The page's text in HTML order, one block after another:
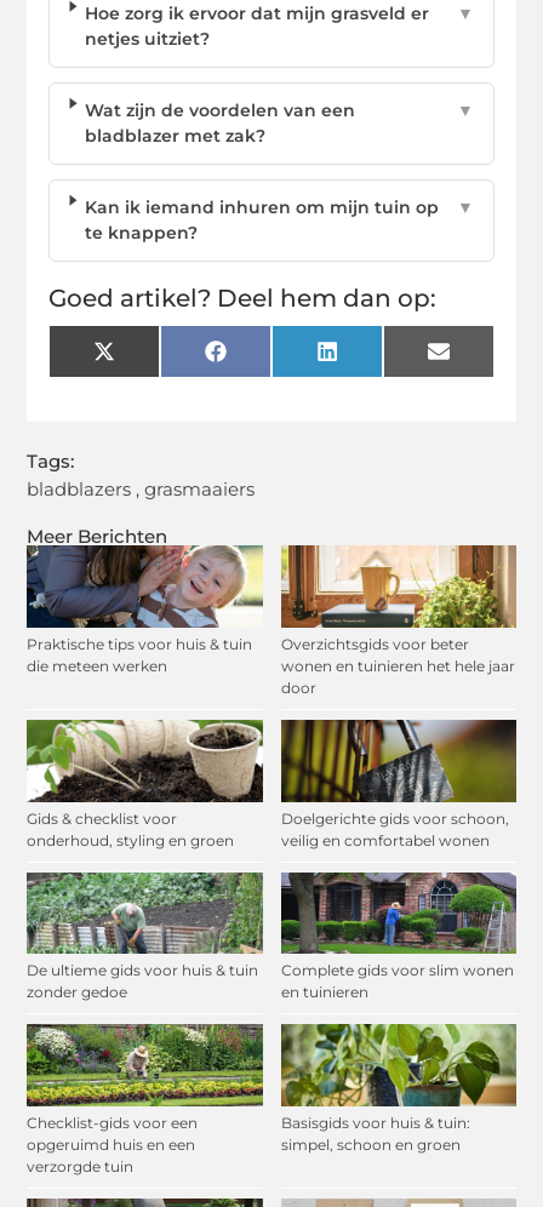
Meer Berichten
Praktische tips voor huis & tuin
die meteen werken
Overzichtsgids voor beter
wonen en tuinieren het hele jaar
door
Gids & checklist voor
onderhoud, styling en groen
Doelgerichte gids voor schoon,
veilig en comfortabel wonen
De ultieme gids voor huis & tuin
zonder gedoe
Complete gids voor slim wonen
en tuinieren
Checklist-gids voor een
opgeruimd huis en een
verzorgde tuin
Basisgids voor huis & tuin:
simpel, schoon en groen
Hoe zorg ik ervoor dat mijn grasveld er
netjes uitziet?
▼
Wat zijn de voordelen van een
bladblazer met zak?
▼
Kan ik iemand inhuren om mijn tuin op
te knappen?
▼
Goed artikel? Deel hem dan op:
X
(Twitter)
Facebook LinkedIn Email
Tags:
bladblazers ,grasmaaiers